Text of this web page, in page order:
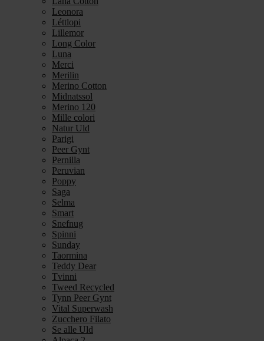
Leonora
Léttlopi
Lillemor
Long Color
Luna
Merci
Merilin
Merino Cotton
Midnatssol
Merino 120
Mille colori
Natur Uld
Parigi
Peer Gynt
Pernilla
Peruvian
Poppy
Saga
Selma
Smart
Snefnug
Spinni
Sunday
Taormina
Teddy Dear
Tvinni
Tweed Recycled
Tynn Peer Gynt
Vital Superwash
Zucchero Filato
Se alle Uld